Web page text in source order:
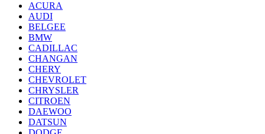
ACURA
AUDI
BELGEE
BMW
CADILLAC
CHANGAN
CHERY
CHEVROLET
CHRYSLER
CITROEN
DAEWOO
DATSUN